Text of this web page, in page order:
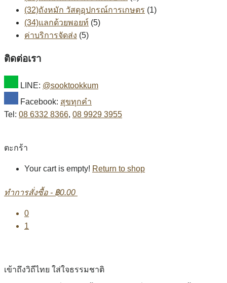
(32)ถังหมัก วัสดุอุปกรณ์การเกษตร (1)
(34)แลกด้วยพอยท์ (5)
ค่าบริการจัดส่ง (5)
ติดต่อเรา
LINE: @sooktookkum
Facebook: สุขทุกคำ
Tel: 08 6332 8366, 08 9929 3955
ตะกร้า
Your cart is empty! Return to shop
ทำการสั่งซื้อ - ฿0.00
0
1
เข้าถึงวิถีไทย ใส่ใจธรรมชาติ